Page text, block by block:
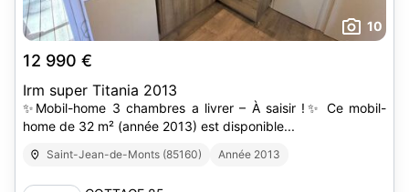
10
12 990 €
Irm super Titania 2013
✨Mobil-home 3 chambres a livrer – À saisir !✨ Ce mobil-
home de 32 m² (année 2013) est disponible...
Saint-Jean-de-Monts (85160) Année 2013